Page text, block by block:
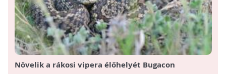
Növelik a rákosi vipera élőhelyét Bugacon